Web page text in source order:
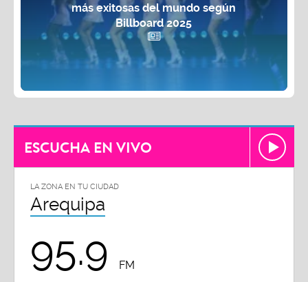
más exitosas del mundo según
Billboard 2025
ESCUCHA EN VIVO
LA ZONA EN TU CIUDAD
Arequipa
95.9 FM